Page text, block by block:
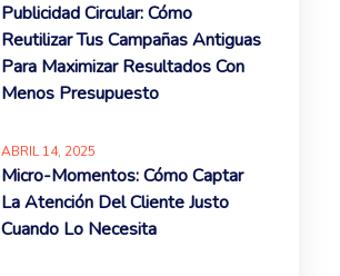
Publicidad Circular: Cómo
Reutilizar Tus Campañas Antiguas
Para Maximizar Resultados Con
Menos Presupuesto
ABRIL14, 2025
Micro-Momentos: Cómo Captar
La Atención Del Cliente Justo
Cuando Lo Necesita